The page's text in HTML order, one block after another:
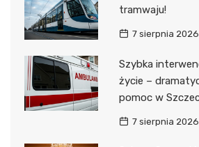
tramwaju!
7 sierpnia 2026
Szybka
życie –
pomoc w
7 sierpnia 2026